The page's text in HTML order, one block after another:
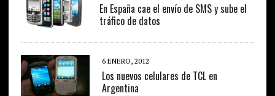
En España cae el envío de SMS y sube el
tráfico de datos
6 ENERO, 2012
Los nuevos celulares de TCL en
Argentina